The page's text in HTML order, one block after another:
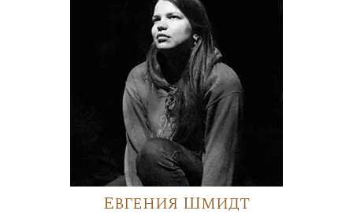
Евгения Шмидт